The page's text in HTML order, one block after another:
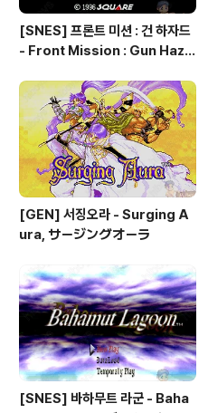
[SNES] 프론트 미션 : 건 하자드
- Front Mission : Gun Haza
ズ ガンハザード
[GEN] 서징오라 - Surging A
ura, サージングオーラ
[SNES] 바하무트 라군 - Baha